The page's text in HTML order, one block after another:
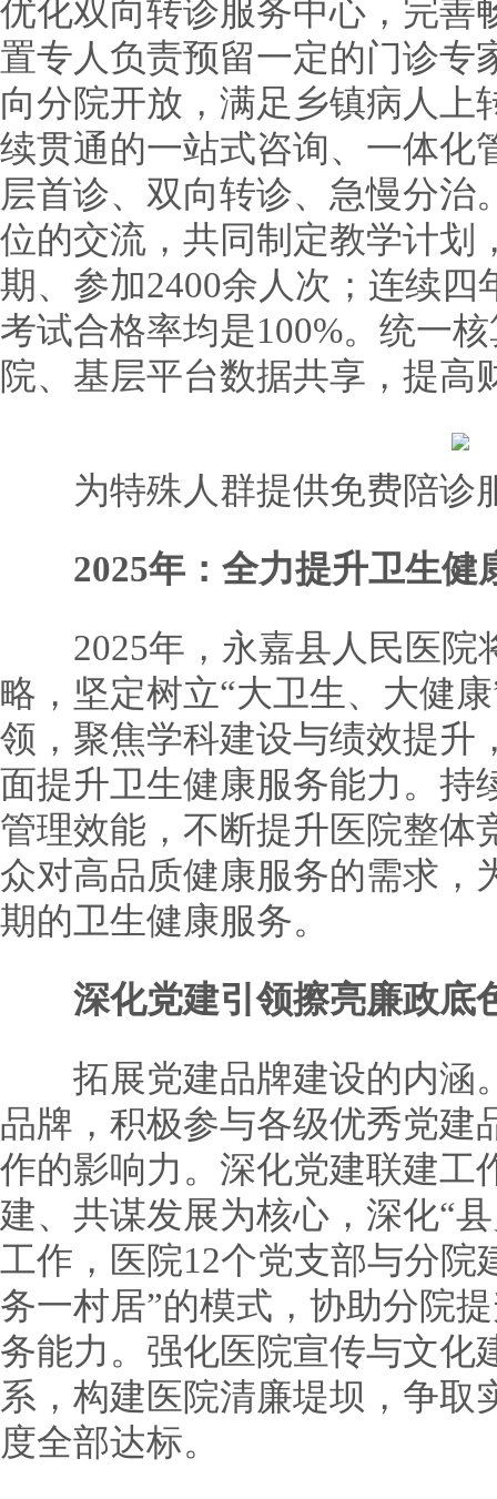
优化双向转诊服务中心，完善
置专人负责预留一定的门诊专
向分院开放，满足乡镇病人上
续贯通的一站式咨询、一体化
层首诊、双向转诊、急慢分治
位的交流，共同制定教学计划
期、参加2400余人次；连续
考试合格率均是100%。统一
院、基层平台数据共享，提高
为特殊人群提供免费陪诊
2025年：全力提升卫生健
2025年，永嘉县人民医院
略，坚定树立“大卫生、大健
领，聚焦学科建设与绩效提升
面提升卫生健康服务能力。持
管理效能，不断提升医院整体
众对高品质健康服务的需求，
期的卫生健康服务。
深化党建引领擦亮廉政底
拓展党建品牌建设的内涵
品牌，积极参与各级优秀党建
作的影响力。深化党建联建工
建、共谋发展为核心，深化“
工作，医院12个党支部与分院
务一村居”的模式，协助分院
务能力。强化医院宣传与文化
系，构建医院清廉堤坝，争取
度全部达标。